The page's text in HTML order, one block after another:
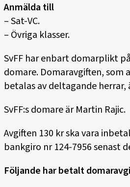
Anmälda till
– Sat-VC.
– Övriga klasser.
SvFF har enbart domarplikt
domare. Domaravgiften, som
betalas av deltagande herrar,
SvFF:s domare är Martin Rajic.
Avgiften 130 kr ska vara
bankgiro nr 124-7956 senast
Följande har betalt